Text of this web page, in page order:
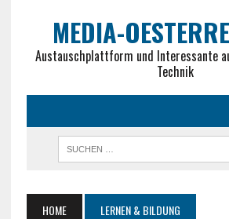
MEDIA-
Austauschplattform und Interessante
Technik
HOME LERNEN & BILDUNG